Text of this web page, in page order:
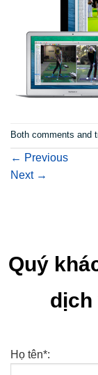
Both comments and
← Previous
Next →
Quý
dịch
Họ tên*: